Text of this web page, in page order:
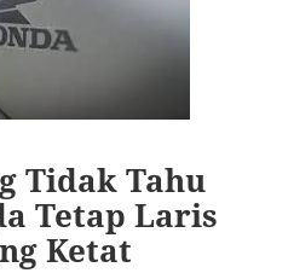
Tidak Tahu
Tetap Laris
Ketat